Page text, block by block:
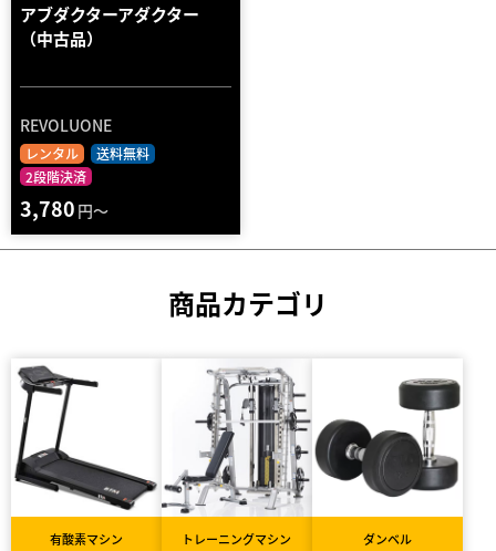
アブダクターアダクター
（中古品）
REVOLUONE
レンタル
送料無料
2段階決済
3,780 円～
商品カテゴリ
有酸素マシン トレーニングマシン ダンベル